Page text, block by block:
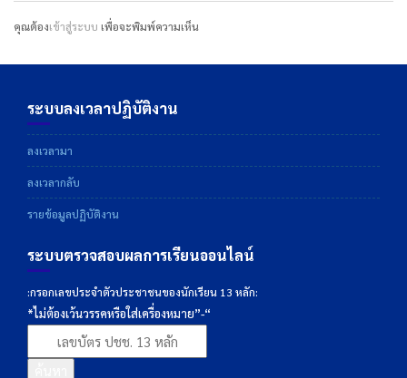
คุณต้องเข้าสู่ระบบ เพื่อจะพิมพ์ความเห็น
ระบบลงเวลาปฏิบัติงาน
ลงเวลามา
ลงเวลากลับ
รายข้อมูลปฏิบัติงาน
ระบบตรวจสอบผลการเรียนออนไลน์
:กรอกเลขประจำตัวประชาชนของนักเรียน 13 หลัก:
*ไม่ต้องเว้นวรรคหรือใส่เครื่องหมาย”-“